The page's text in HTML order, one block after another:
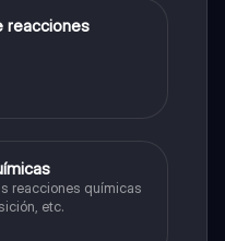
reacciones
reacciones químicas
etc.